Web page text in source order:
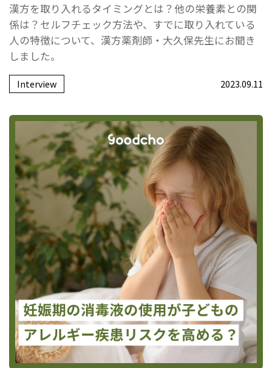
漢方を取り入れるタイミングとは？他の栄養素との関
係は？セルフチェック方法や、すでに取り入れている
人の特徴について、漢方薬剤師・大久保先生にお聞き
しました。
Interview 2023.09.11